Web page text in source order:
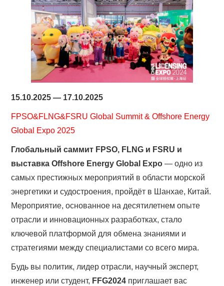
15.10.2025 — 17.10.2025
FPSO&FLNG&FSRU Global Summit & Offshore Energy
Global Expo 2025
Глобальный саммит FPSO, FLNG и FSRU и
выставка Offshore Energy Global Expo — одно из
самых престижных мероприятий в области морской
энергетики и судостроения, пройдёт в Шанхае, Китай.
Мероприятие, основанное на десятилетнем опыте
отрасли и инновационных разработках, стало
ключевой платформой для обмена знаниями и
стратегиями между специалистами со всего мира.
Будь вы политик, лидер отрасли, научный эксперт,
инженер или студент, FFG2024 приглашает вас